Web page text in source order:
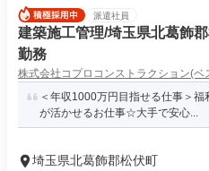
派遣社員
建築施工管理/埼玉県北葛飾
勤務
株式会社コプロコンストラクション(ベ
＜年収1000万円目指せる仕事＞
が活かせるお仕事☆大手で安心...
埼玉県北葛飾郡松伏町